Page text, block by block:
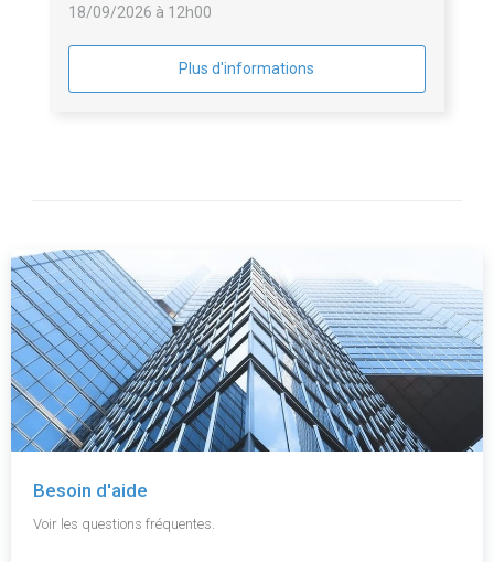
18/09/2026 à 12h00
Plus d'informations
Besoin d'aide
Voir les questions fréquentes.